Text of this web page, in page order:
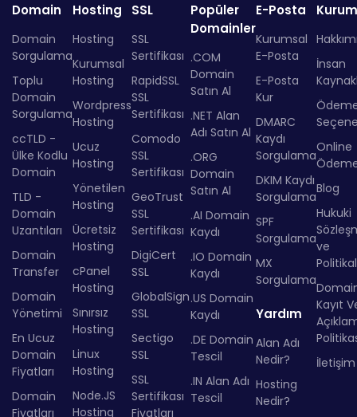
Domain
Domain
Sorgulama
Toplu
Domain
Sorgulama
ccTLD -
Ülke Kodlu
Domain
TLD -
Domain
Uzantıları
Domain
Transfer
Domain
Yönetimi
En Ucuz
Domain
Fiyatları
Domain
Fiyatları
Hosting
Hosting
Kurumsal
Hosting
Wordpress
Hosting
Ucuz
Hosting
Yönetilen
Hosting
Ücretsiz
Hosting
cPanel
Hosting
Sınırsız
Hosting
Linux
Hosting
Node.JS
Hosting
SSL
SSL
Sertifikası
RapidSSL
SSL
Sertifikası
Comodo
SSL
Sertifikası
GeoTrust
SSL
Sertifikası
DigiCert
SSL
GlobalSign
SSL
Sectigo
SSL
SSL
Sertifikası
Fiyatları
Popüler
Domainler
.COM
Domain
Satın Al
.NET Alan
Adı Satın Al
.ORG
Domain
Satın Al
.AI Domain
Kaydı
.IO Domain
Kaydı
.US Domain
Kaydı
.DE Domain
Tescil
.IN Alan Adı
Tescil
E-Posta
Kurumsal
E-Posta
E-Posta
Kur
DMARC
Kaydı
Sorgulama
DKIM Kaydı
Sorgulama
SPF
Sorgulama
MX
Sorgulama
Yardım
Alan Adı
Nedir?
Hosting
Nedir?
İnsan
Online
Blog
Hukuki
ve
Kayıt
İletişim